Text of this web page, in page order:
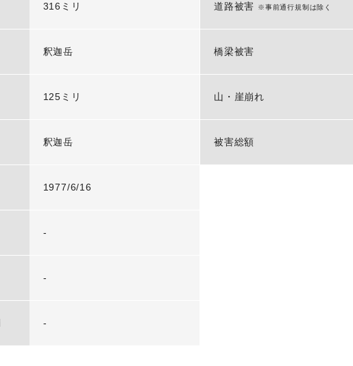
316ミリ
釈迦岳
125ミリ
釈迦岳
1977/6/16
-
-
-
道路被害 ※事前通行規制は除く
橋梁被害
山・崖崩れ
被害総額